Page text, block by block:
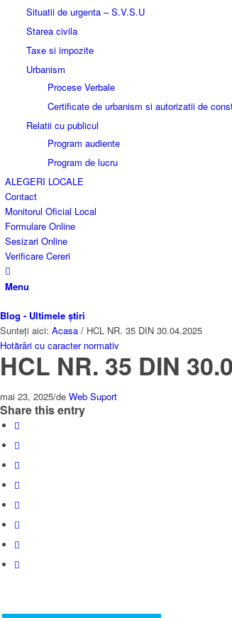
Situatii de urgenta – S.V.S.U
Starea civila
Taxe si impozite
Urbanism
Procese Verbale
Certificate de urbanism si autorizatii de
Relatii cu publicul
Program audiente
Program de lucru
ALEGERI LOCALE
Contact
Monitorul Oficial Local
Formulare Online
Sesizari Online
Verificare Cereri
Menu
Blog - Ultimele știri
Sunteți aici: Acasa / HCL NR. 35 DIN 30.04.2025
Hotărâri cu caracter normativ
HCL NR. 35 DIN
mai 23, 2025/de Web Suport
Share this entry